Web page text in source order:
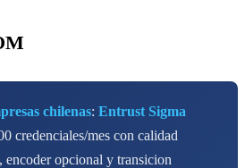
chilenas: Entrust Sigma
credenciales/mes con calidad
encoder opcional y transicion